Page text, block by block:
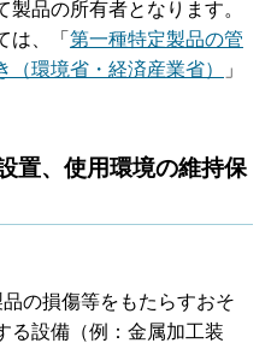
製品の所有者となります。
は、「 第一種特定製品の管
環境省・経済産業省）
」
置、使用環境の維持保
の損傷等をもたらすおそ
る設備（例：金属加工装